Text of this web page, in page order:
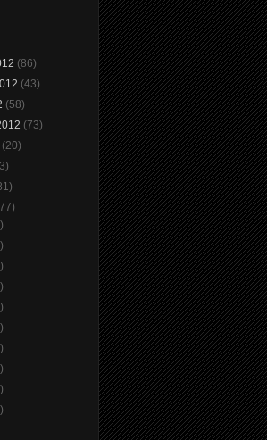
(86)
(43)
(58)
(73)
(20)